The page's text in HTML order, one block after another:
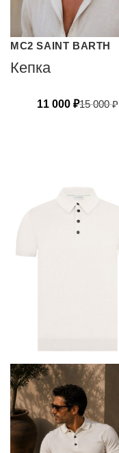
MC2 SAINT BARTH
Кепка
11 000 ₽15 000₽